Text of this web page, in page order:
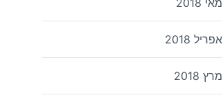
מאי 2018
אפריל 2018
מרץ 2018